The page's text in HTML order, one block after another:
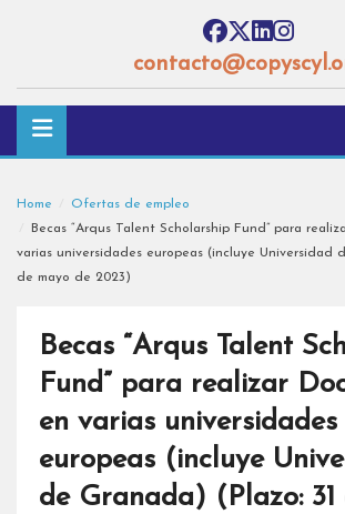
Home
Ofertas de empleo
Becas “Arqus Talent Scholarship Fund” para
varias universidades europeas (incluye Universidad
de mayo de 2023)
Becas “Arqus Talent
Fund” para realizar
en varias universidades
europeas (incluye
de Granada) (Plazo: